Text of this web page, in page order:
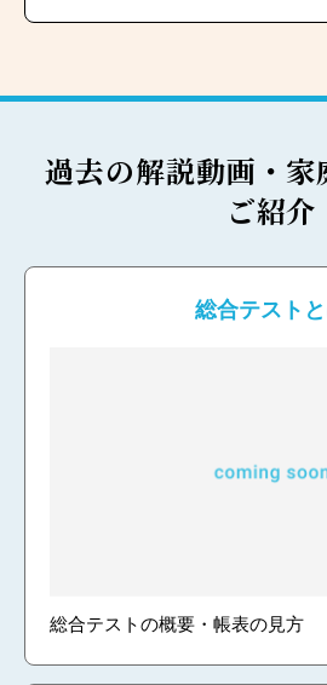
過去の解説動画・家
ご紹介
総合テスト
総合テストの概要・帳表の見方